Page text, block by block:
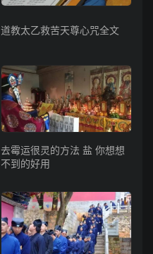
道教太乙救苦天尊心咒全文
去霉运很灵的方法 盐 你想想
不到的好用